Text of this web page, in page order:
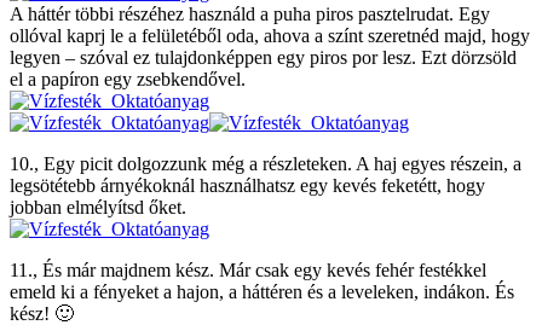
A háttér többi részéhez használd a puha piros pasztelrudat. Egy
ollóval kaprj le a felületéből oda, ahova a színt szeretnéd majd, hogy
legyen – szóval ez tulajdonképpen egy piros por lesz. Ezt dörzsöld
el a papíron egy zsebkendővel.
10., Egy picit dolgozzunk még a részleteken. A haj egyes részein, a
legsötétebb árnyékoknál használhatsz egy kevés feketétt, hogy
jobban elmélyítsd őket.
11., És már majdnem kész. Már csak egy kevés fehér festékkel
emeld ki a fényeket a hajon, a háttéren és a leveleken, indákon. És
kész! 🙂